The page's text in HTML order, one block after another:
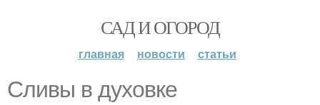
САД И ОГОРОД
главная новости статьи
Сливы в духовке